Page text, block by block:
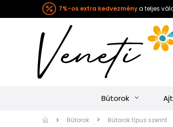
7%-os extra kedvezménya teljes
Bútorok
Bútorok Bútorok típus szerint